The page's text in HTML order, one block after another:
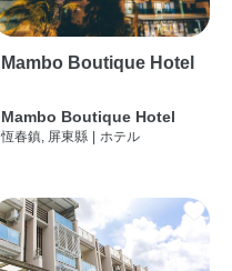
Mambo Boutique Hotel
Mambo Boutique Hotel
恆春鎮, 屏東縣 ホテル